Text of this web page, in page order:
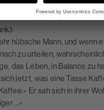
Vielleicht war ihm die
sofort, räusperte sich
hübsche Mann, und wenn
zu urteilen,
das Leben, in Balance zu
jetzt, was eine Tasse
Er sah sich in ihrer
...«